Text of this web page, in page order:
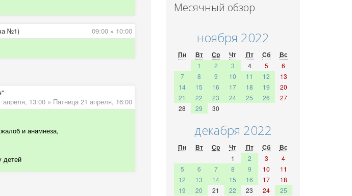
№1) 09:00 » 10:00
апреля, 13:00 » Пятница 21 апреля, 16:00
и анамнеза,
детей
Месячный обзор
ноября 2022
Пн Вт Ср Чт Пт Сб Вс
1 2 3 4 5
6
7
8 9 10 11 12
13
14
15 16 17 18 19
20
21
22 23 24 25 26
27
28
29 30
декабря 2022
Пн Вт Ср Чт Пт Сб Вс
1 2 3
4
5
6 7 8 9 10
11
12
13 14 15 16 17
18
19
20 21 22 23 24
25